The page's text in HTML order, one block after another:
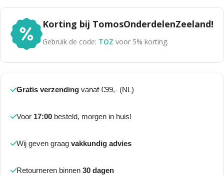
Korting bij TomosOnderdelenZeeland!
Gebruik de code: TOZ voor 5% korting.
Gratis verzending vanaf €99,- (NL)
Voor 17:00 besteld, morgen in huis!
Wij geven graag vakkundig advies
Retourneren binnen 30 dagen